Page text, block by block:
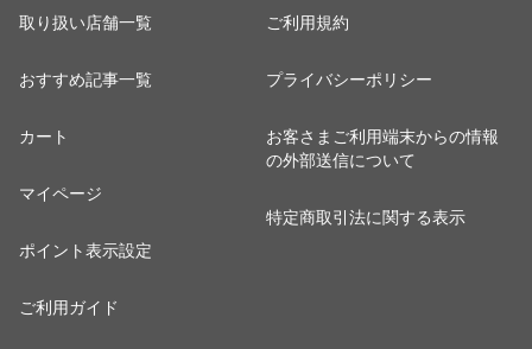
取り扱い店舗一覧
おすすめ記事一覧
カート
マイページ
ポイント表示設定
ご利用ガイド
ご利用規約
プライバシーポリシー
お客さまご利用端末からの情報
の外部送信について
特定商取引法に関する表示